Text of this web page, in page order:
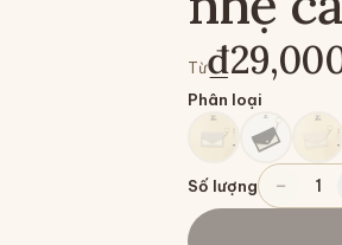
Từ
Phân loại
Số lượng − 1